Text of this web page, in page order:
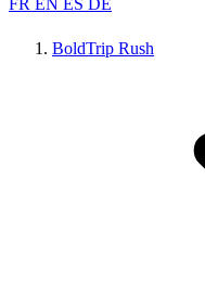
FR EN ES DE
BoldTrip Rush